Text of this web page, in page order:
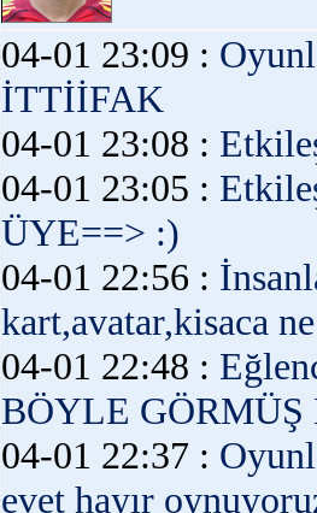
04-01 23:09 :
İTTİİFAK
04-01 23:08 :
04-01 23:05 :
ÜYE==> :)
04-01 22:56 :
kart,avatar,kisaca
04-01 22:48 :
BÖYLE
04-01 22:37 :
evet hayır